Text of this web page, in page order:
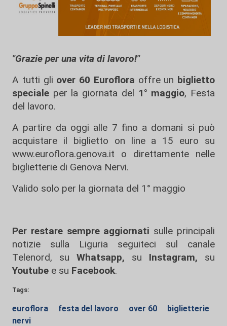
"Grazie per una vita di lavoro!"
A tutti gli over 60 Euroflora offre un biglietto
speciale per la giornata del 1° maggio, Festa
del lavoro.
A partire da oggi alle 7 fino a domani si può
acquistare il biglietto on line a 15 euro su
www.euroflora.genova.it o direttamente nelle
biglietterie di Genova Nervi.
Valido solo per la giornata del 1° maggio
Per restare sempre aggiornati sulle principali
notizie sulla Liguria seguiteci sul canale
Telenord, su
Whatsapp, su Instagram, su
Youtube e su Facebook.
Tags:
euroflora festa del lavoro over 60
biglietterie
nervi